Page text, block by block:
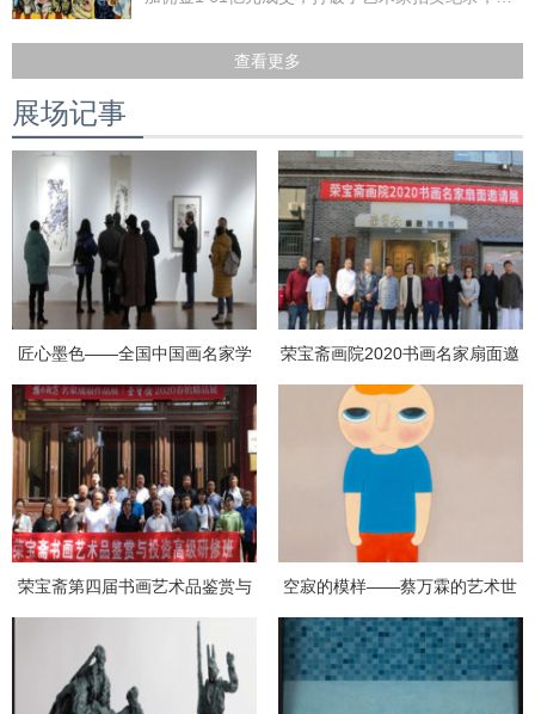
查看更多
展场记事
匠心墨色——全国中国画名家学
荣宝斋画院2020书画名家扇面邀
荣宝斋第四届书画艺术品鉴赏与
空寂的模样——蔡万霖的艺术世